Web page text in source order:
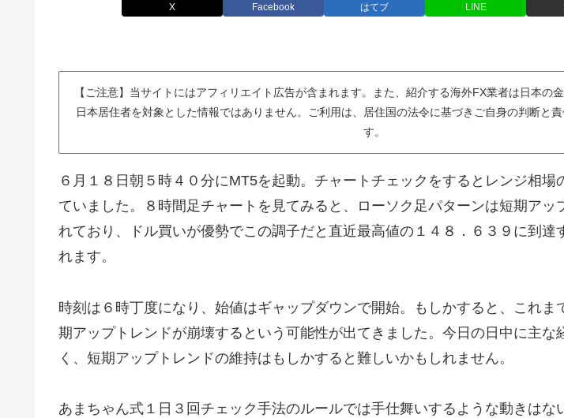
X Facebook はてブ LINE
【ご注意】当サイトにはアフィリエイト広告が含まれます。また、紹介する海外FX業者は日本の
日本居住者を対象とした情報ではありません。ご利用は、居住国の法令に基づきご自身の判断と
す。
６月１８日朝５時４０分にMT5を起動。チャートチェックをするとレンジ相場
ていました。８時間足チャートを見てみると、ローソク足パターンは短期アッ
れており、ドル買いが優勢でこの調子だと直近最高値の１４８．６３９に到達
れます。
時刻は６時丁度になり、始値はギャップダウンで開始。もしかすると、これま
期アップトレンドが崩壊するという可能性が出てきました。今日の日中に主な
く、短期アップトレンドの維持はもしかすると難しいかもしれません。
あまちゃん式１日３回チェック手法のルールでは手仕舞いするような動きはな